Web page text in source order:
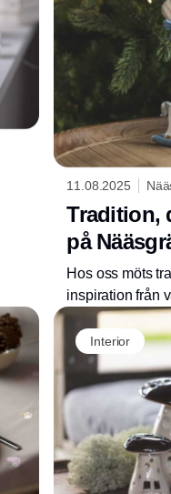
11.08.2025
Tradition,
på
Hos oss möts
inspiration från
skickliga
förenar ett
känsla. Varje produkt är framtagen för att
sprida glädje –
dekorationer
vardag.
Interior